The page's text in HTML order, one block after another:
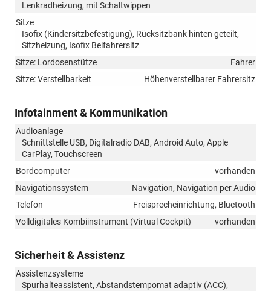
Lenkradheizung, mit Schaltwippen
Sitze
Isofix (Kindersitzbefestigung), Rücksitzbank hinten geteilt,
Sitzheizung, Isofix Beifahrersitz
Sitze: Lordosenstütze
Fahrer
Sitze: Verstellbarkeit
Höhenverstellbarer Fahrersitz
Infotainment & Kommunikation
Audioanlage
Schnittstelle USB, Digitalradio DAB, Android Auto, Apple
CarPlay, Touchscreen
Bordcomputer
vorhanden
Navigationssystem
Navigation, Navigation per Audio
Telefon
Freisprecheinrichtung, Bluetooth
Volldigitales Kombiinstrument (Virtual Cockpit)
vorhanden
Sicherheit & Assistenz
Assistenzsysteme
Spurhalteassistent, Abstandstempomat adaptiv (ACC),